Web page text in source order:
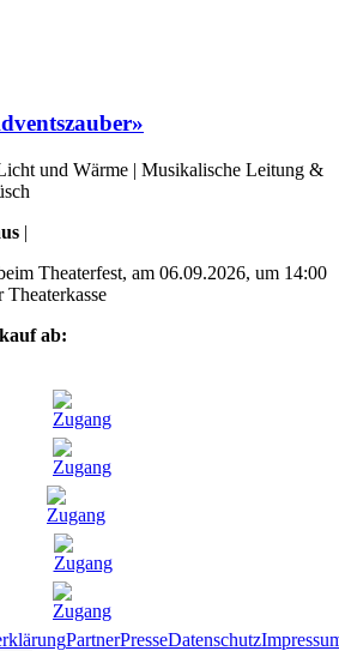
und Wärme | Musikalische Leitung &
|
Theaterfest, am 06.09.2026, um 14:00
ab:
PartnerPresseDatenschutz